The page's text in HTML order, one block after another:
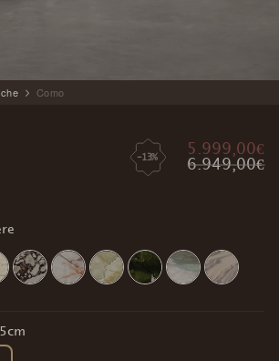
Como
-13%
5.999,00€
6.949,00€